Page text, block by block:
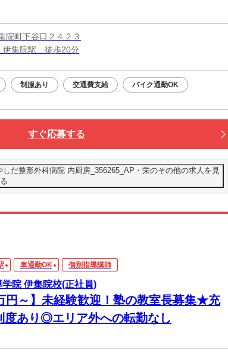
院町下谷口２４２３
伊集院駅 徒歩20分
制服あり 交通費支給 バイク通勤OK
すぐ応募する
だ整形外科病院 内厨房_356265_AP・栄のその他の求人を見
る
車通勤OK 個別指導講師
院 伊集院校(正社員)
円～】未経験歓迎！塾の教室長募集★充
度あり◎エリア外への転勤なし